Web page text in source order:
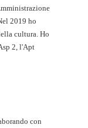
2019 ho
cultura. Ho
2, l'Apt
con